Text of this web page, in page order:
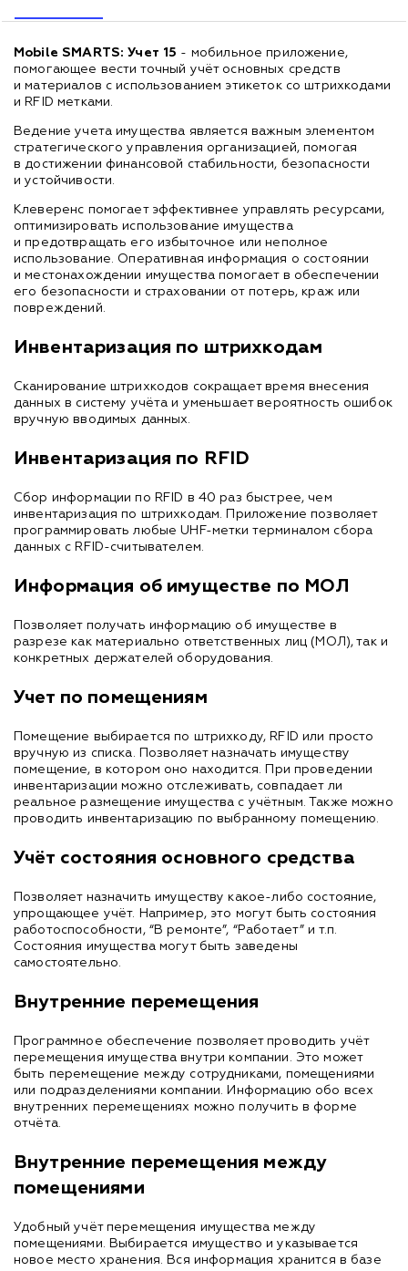
Mobile SMARTS: Учет 15 - мобильное приложение,
помогающее вести точный учёт основных средств
и материалов с использованием этикеток со штрихкодами
и RFID метками.
Ведение учета имущества является важным элементом
стратегического управления организацией, помогая
в достижении финансовой стабильности, безопасности
и устойчивости.
Клеверенс помогает эффективнее управлять ресурсами,
оптимизировать использование имущества
и предотвращать его избыточное или неполное
использование. Оперативная информация о состоянии
и местонахождении имущества помогает в обеспечении
его безопасности и страховании от потерь, краж или
повреждений.
Инвентаризация по штрихкодам
Сканирование штрихкодов сокращает время внесения
данных в систему учёта и уменьшает вероятность ошибок
вручную вводимых данных.
Инвентаризация по RFID
Сбор информации по RFID в 40 раз быстрее, чем
инвентаризация по штрихкодам. Приложение позволяет
программировать любые UHF-метки терминалом сбора
данных с RFID-считывателем.
Информация об имуществе по МОЛ
Позволяет получать информацию об имуществе в
разрезе как материально ответственных лиц (МОЛ), так и
конкретных держателей оборудования.
Учет по помещениям
Помещение выбирается по штрихкоду, RFID или просто
вручную из списка. Позволяет назначать имуществу
помещение, в котором оно находится. При проведении
инвентаризации можно отслеживать, совпадает ли
реальное размещение имущества с учётным. Также можно
проводить инвентаризацию по выбранному помещению.
Учёт состояния основного средства
Позволяет назначить имуществу какое-либо состояние,
упрощающее учёт. Например, это могут быть состояния
работоспособности, “В ремонте”, “Работает” и т.п.
Состояния имущества могут быть заведены
самостоятельно.
Внутренние перемещения
Программное обеспечение позволяет проводить учёт
перемещения имущества внутри компании. Это может
быть перемещение между сотрудниками, помещениями
или подразделениями компании. Информацию обо всех
внутренних перемещениях можно получить в форме
отчёта.
Внутренние перемещения между
помещениями
Удобный учёт перемещения имущества между
помещениями. Выбирается имущество и указывается
новое место хранения. Вся информация хранится в базе